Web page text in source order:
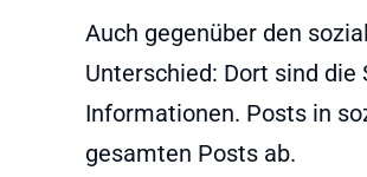
Auch gegenüber den
Unterschied: Dort sind
Informationen. Posts in
gesamten Posts ab.